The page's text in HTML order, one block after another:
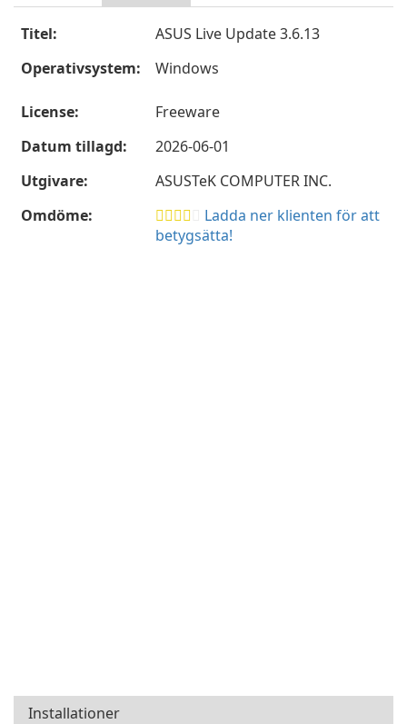
Titel:
ASUS Live Update 3.6.13
Operativsystem:
Windows
License:
Freeware
Datum tillagd:
2026-06-01
Utgivare:
ASUSTeK COMPUTER INC.
Omdöme:
Ladda ner klienten för att
betygsätta!
Installationer